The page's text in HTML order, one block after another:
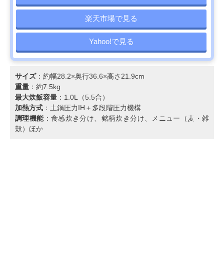
楽天市場で見る
Yahoo!で見る
サイズ：約幅28.2×奥行36.6×高さ21.9cm
重量 ：約7.5kg
最大炊飯容量 ：1.0L（5.5合）
加熱方式 ：土鍋圧力IH＋多段階圧力機構
調理機能：食感炊き分け、銘柄炊き分け、メニュー（麦・雑
穀）ほか